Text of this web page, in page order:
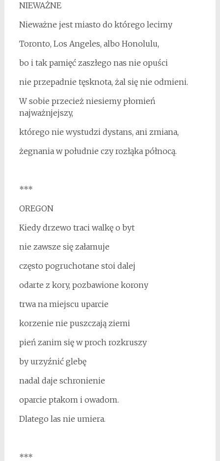
NIEWAŻNE
Nieważne jest miasto do którego lecimy
Toronto, Los Angeles, albo Honolulu,
bo i tak pamięć zaszłego nas nie opuści
nie przepadnie tęsknota, żal się nie odmieni.
W sobie przecież niesiemy płomień
najważnjejszy,
którego nie wystudzi dystans, ani zmiana,
żegnania w południe czy rozłąka północą.
***
OREGON
Kiedy drzewo traci walkę o byt
nie zawsze się załamuje
często pogruchotane stoi dalej
odarte z kory, pozbawione korony
trwa na miejscu uparcie
korzenie nie puszczają ziemi
pień zanim się w proch rozkruszy
by urzyźnić glebę
nadal daje schronienie
oparcie ptakom i owadom.
Dlatego las nie umiera.
***